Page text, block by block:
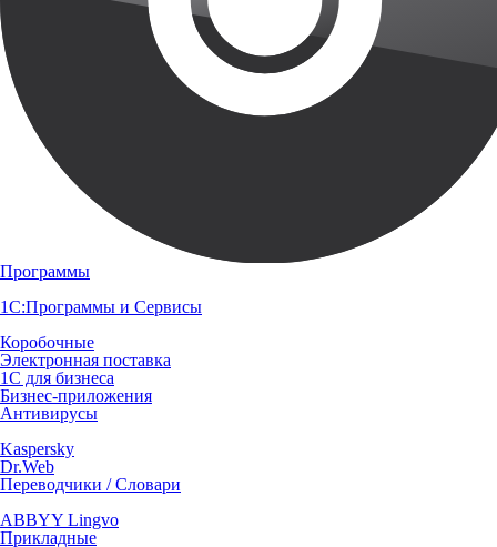
Программы
1С:Программы и Сервисы
Коробочные
Электронная поставка
1С для бизнеса
Бизнес-приложения
Антивирусы
Kaspersky
Dr.Web
Переводчики / Словари
ABBYY Lingvo
Прикладные